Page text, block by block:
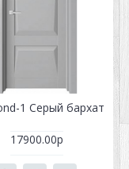
1 Серый бархат
17900.00р